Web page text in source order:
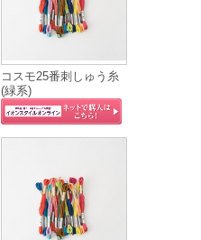
コスモ25番刺しゅう糸
(緑系)